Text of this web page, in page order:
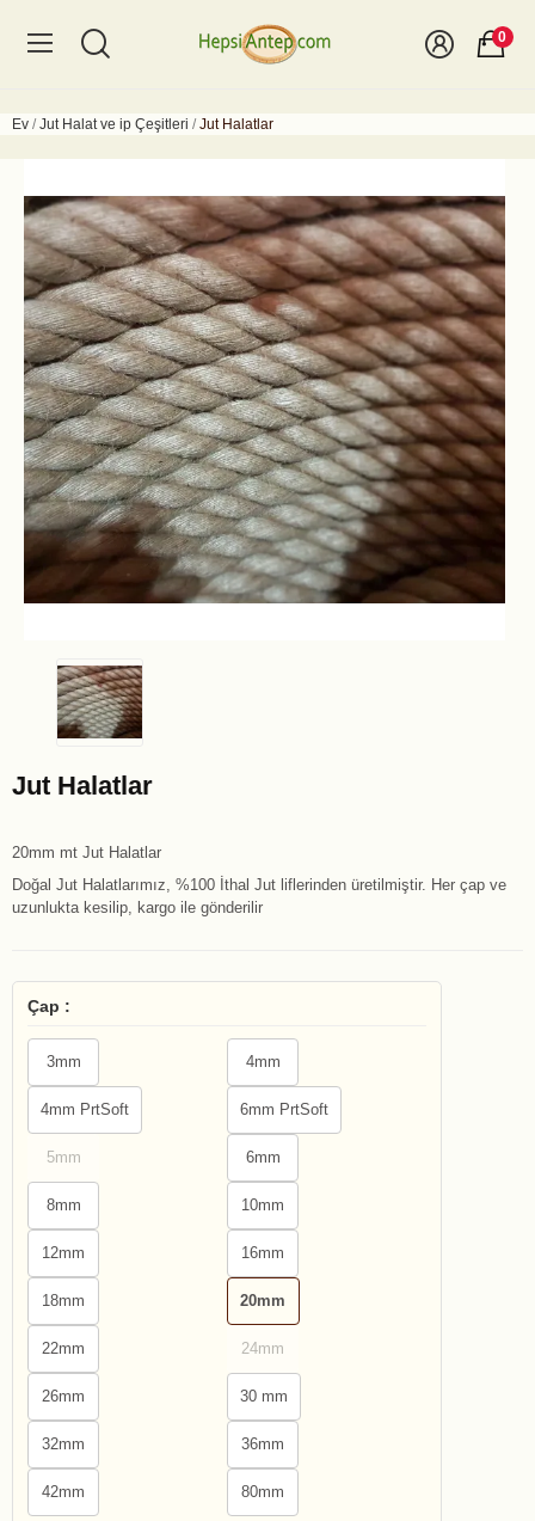
0
Ev Jut Halat ve ip Çeşitleri Jut Halatlar
Jut Halatlar
20mm mt Jut Halatlar
Doğal Jut Halatlarımız, %100 İthal Jut liflerinden üretilmiştir. Her çap ve
uzunlukta kesilip, kargo ile gönderilir
Çap :
3mm 4mm
4mm PrtSoft 6mm PrtSoft
5mm 6mm
8mm 10mm
12mm 16mm
18mm 20mm
22mm 24mm
26mm 30 mm
32mm 36mm
42mm 80mm